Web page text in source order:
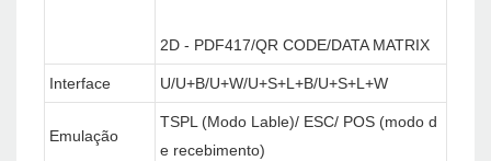
2D - PDF417/QR CODE/DATA MATRIX
Interface U/U+B/U+W/U+S+L+B/U+S+L+W
Emulação
TSPL (Modo Lable)/ ESC/ POS (modo d
e recebimento)